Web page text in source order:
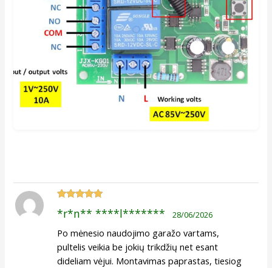
5iš 5
*r*n** ****l******* 28/06/2026
Po mėnesio naudojimo garažo vartams,
pultelis veikia be jokių trikdžių net esant
dideliam vėjui. Montavimas paprastas, tiesiog